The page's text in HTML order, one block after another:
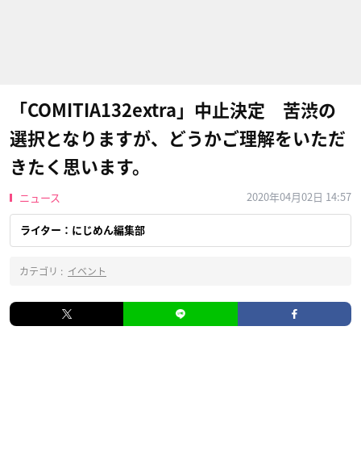
「COMITIA132extra」中止決定 苦渋の
選択となりますが、どうかご理解をいただ
きたく思います。
ニュース 2020年04月02日 14:57
ライター：にじめん編集部
カテゴリ : イベント